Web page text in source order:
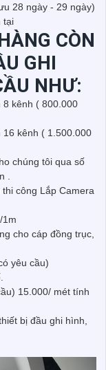
28 ngày - 29 ngày)
tại
CÒN
GHI
NHƯ:
8 kênh ( 800.000
kênh ( 1.500.000
chúng tôi qua số
.
công Lắp Camera
1m
cho cáp đồng trục,
yêu cầu)
15.000/ mét tính
bị đầu ghi hình,